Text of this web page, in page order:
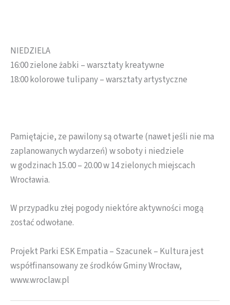
NIEDZIELA
16:00 zielone żabki – warsztaty kreatywne
18:00 kolorowe tulipany – warsztaty artystyczne
Pamiętajcie, ze pawilony są otwarte (nawet jeśli nie ma
zaplanowanych wydarzeń) w soboty i niedziele
w godzinach 15.00 – 20.00 w 14 zielonych miejscach
Wrocławia.
W przypadku złej pogody niektóre aktywności mogą
zostać odwołane.
Projekt Parki ESK Empatia – Szacunek – Kultura jest
współfinansowany ze środków Gminy Wrocław,
www.wroclaw.pl